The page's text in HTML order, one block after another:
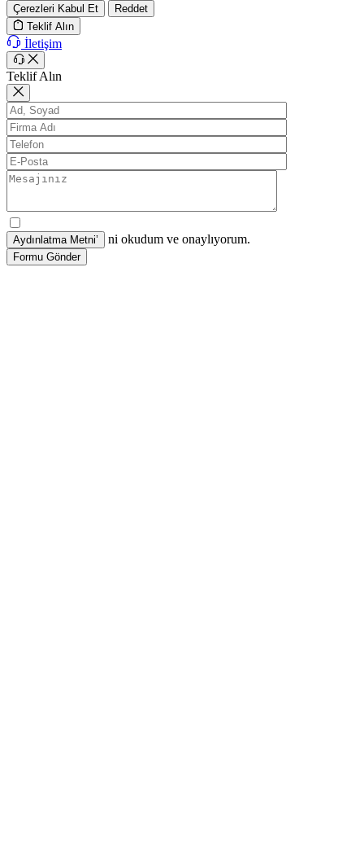
Çerezleri Kabul Et
Reddet
Teklif Alın
İletişim
Teklif Alın
ni okudum ve onaylıyorum.
Formu Gönder